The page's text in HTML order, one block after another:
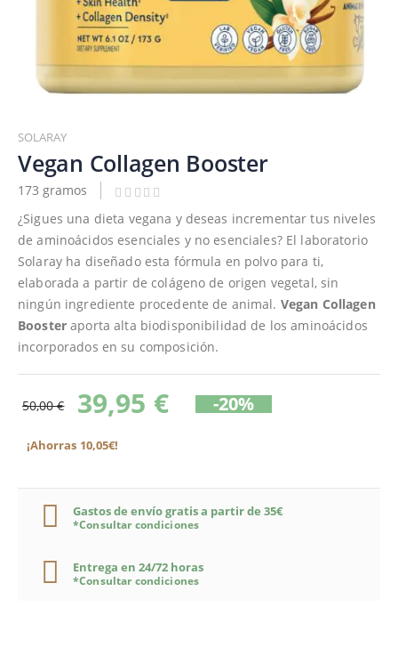
al
comienzo
de
la
galería
de
imágenes
SOLARAY
Vegan Collagen Booster
173 gramos
¿Sigues una dieta vegana y deseas incrementar tus niveles
de aminoácidos esenciales y no esenciales? El laboratorio
Solaray ha diseñado esta fórmula en polvo para ti,
elaborada a partir de colágeno de origen vegetal, sin
ningún ingrediente procedente de animal. Vegan Collagen
Boosteraporta alta biodisponibilidad de los aminoácidos
incorporados en su composición.
50,00 € 39,95 € -20%
¡Ahorras 10,05€!
Gastos de envío gratis a partir de 35€
*Consultar condiciones
Entrega en 24/72 horas
*Consultar condiciones